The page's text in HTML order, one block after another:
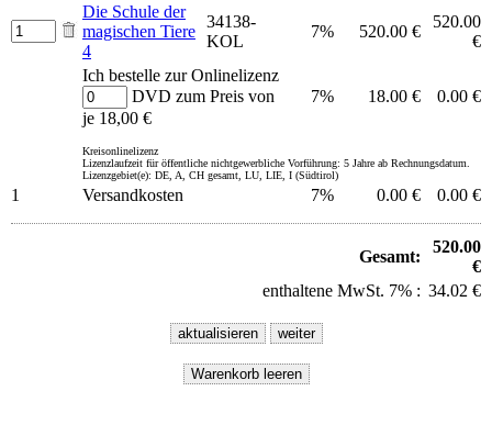
Die Schule der
magischen Tiere
4
34138-
KOL
7% 520.00 €
520.00
€
Ich bestelle zur Onlinelizenz
DVD zum Preis von
je 18,00 €
7% 18.00 € 0.00 €
Kreisonlinelizenz
Lizenzlaufzeit für öffentliche nichtgewerbliche Vorführung: 5 Jahre ab Rechnungsdatum.
Lizenzgebiet(e): DE, A, CH gesamt, LU, LIE, I (Südtirol)
1 Versandkosten 7% 0.00 € 0.00 €
Gesamt:
520.00
€
enthaltene MwSt. 7% : 34.02 €